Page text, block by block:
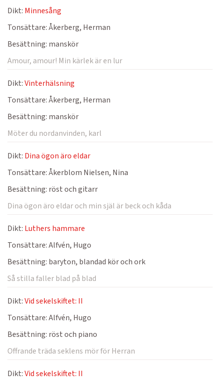
Dikt: Minnesång
Tonsättare:Åkerberg, Herman
Besättning: manskör
Amour, amour! Min kärlek är en lur
Dikt:Vinterhälsning
Tonsättare:Åkerberg, Herman
Besättning: manskör
Möter du nordanvinden, karl
Dikt: Dina ögon äro eldar
Tonsättare:Åkerblom Nielsen, Nina
Besättning: röst och gitarr
Dina ögon äro eldar och min själ är beck och kåda
Dikt: Luthers hammare
Tonsättare:Alfvén, Hugo
Besättning: baryton, blandad kör och ork
Så stilla faller blad på blad
Dikt:Vid sekelskiftet: II
Tonsättare:Alfvén, Hugo
Besättning: röst och piano
Offrande träda seklens mör för Herran
Dikt:Vid sekelskiftet: II